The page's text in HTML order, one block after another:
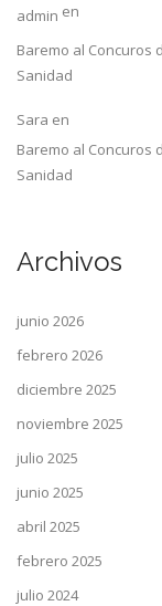
admin en
Baremo al Concuros
Sanidad
Sara en
Baremo al Concuros
Sanidad
Archivos
junio 2026
febrero 2026
diciembre 2025
noviembre 2025
julio 2025
junio 2025
abril 2025
febrero 2025
julio 2024